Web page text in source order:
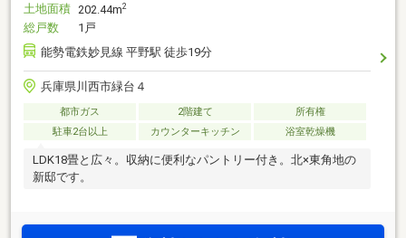
土地面積 202.44m2
総戸数
1戸
能勢電鉄妙見線 平野駅 徒歩19分
兵庫県川西市緑台４
都市ガス 2階建て
所有権
駐車2台以上
カウンターキッチン 浴室乾燥機
LDK18畳と広々。収納に便利なパントリー付き。北×東角地の
新邸です。